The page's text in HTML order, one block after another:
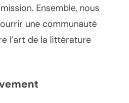
Ensemble, nous
une communauté
l’art de la littérature